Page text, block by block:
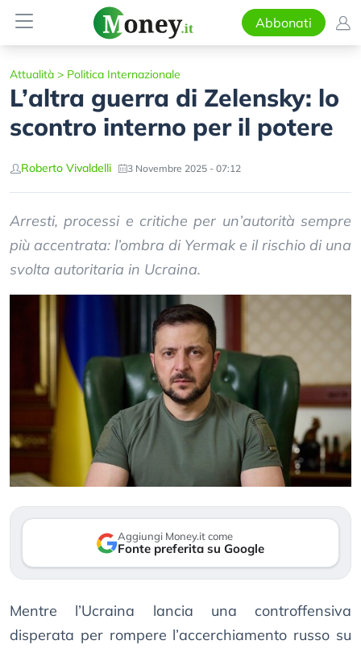
Abbonati
Attualità > Politica Internazionale
L’altra guerra di Zelensky: lo
scontro interno per il potere
Roberto Vivaldelli 3 Novembre 2025 - 07:12
Arresti, processi e critiche per un’autorità sempre
più accentrata: l’ombra di Yermak e il rischio di una
svolta autoritaria in Ucraina.
Aggiungi Money.it come
Fonte preferita su Google
Mentre l’Ucraina lancia una controffensiva
disperata per rompere l’accerchiamento russo su